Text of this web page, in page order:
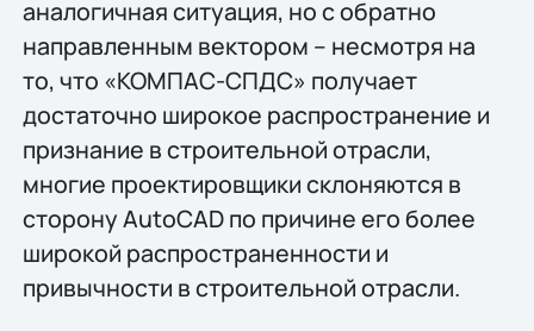
аналогичная ситуация, но с обратно
направленным вектором – несмотря на
то, что «КОМПАС-СПДС» получает
достаточно широкое распространение и
признание в строительной отрасли,
многие проектировщики склоняются в
сторону AutoCAD по причине его более
широкой распространенности и
привычности в строительной отрасли.